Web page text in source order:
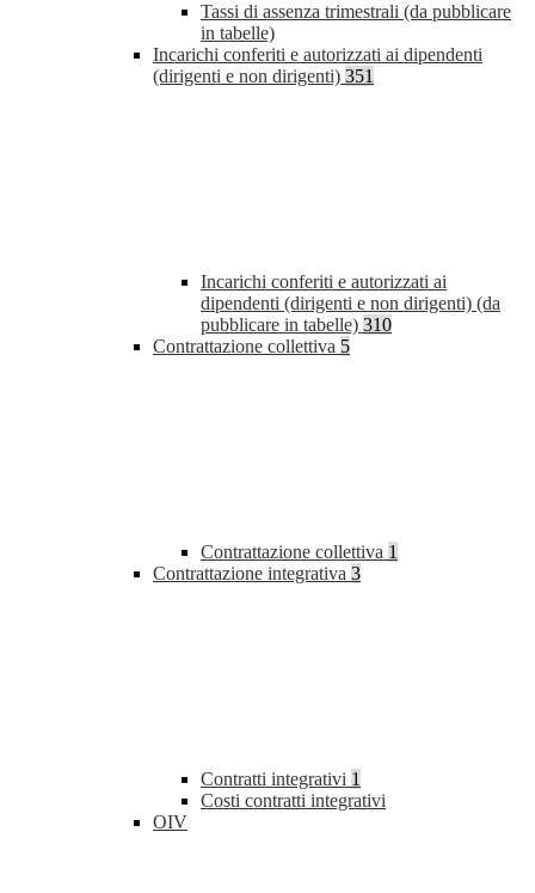
Tassi di assenza trimestrali (da pubblicare
in tabelle)
Incarichi conferiti e autorizzati ai dipendenti
(dirigenti e non dirigenti) 351
Incarichi conferiti e autorizzati ai
dipendenti (dirigenti e non dirigenti) (da
pubblicare in tabelle) 310
Contrattazione collettiva 5
Contrattazione collettiva 1
Contrattazione integrativa 3
Contratti integrativi 1
Costi contratti integrativi
OIV